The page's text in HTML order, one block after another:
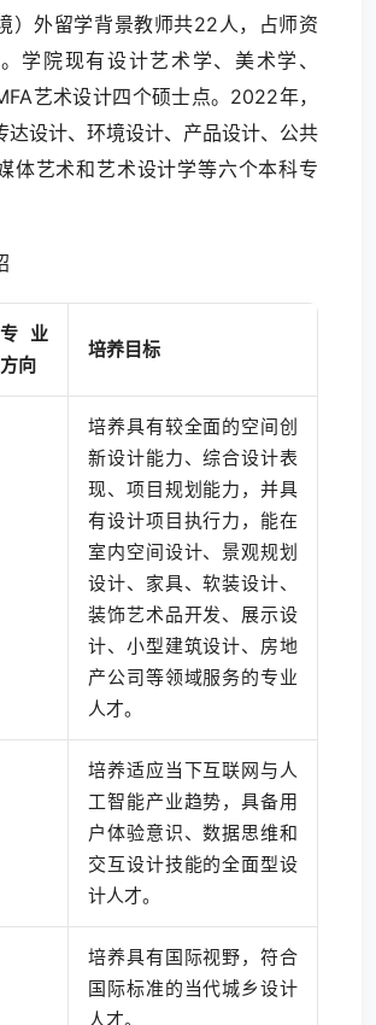
）外留学背景教师共22人，占师资
学院现有设计艺术学、美术学、
艺术设计四个硕士点。2022年，
达设计、环境设计、产品设计、公共
体艺术和艺术设计学等六个本科专
专业
方向
培养目标
培养具有较全面的空间创
新设计能力、综合设计表
现、项目规划能力，并具
有设计项目执行力，能在
室内空间设计、景观规划
设计、家具、软装设计、
装饰艺术品开发、展示设
计、小型建筑设计、房地
产公司等领域服务的专业
人才。
培养适应当下互联网与人
工智能产业趋势，具备用
户体验意识、数据思维和
交互设计技能的全面型设
计人才。
培养具有国际视野，符合
国际标准的当代城乡设计
人才。